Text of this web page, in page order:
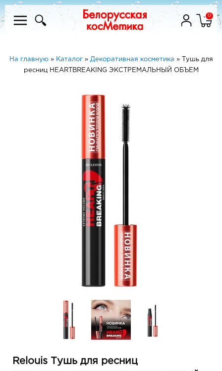
0
На главную» Каталог» Декоративная косметика »
Тушь для
ресниц HEARTBREAKING ЭКСТРЕМАЛЬНЫЙ ОБЪЕМ
Relouis Тушь для ресниц